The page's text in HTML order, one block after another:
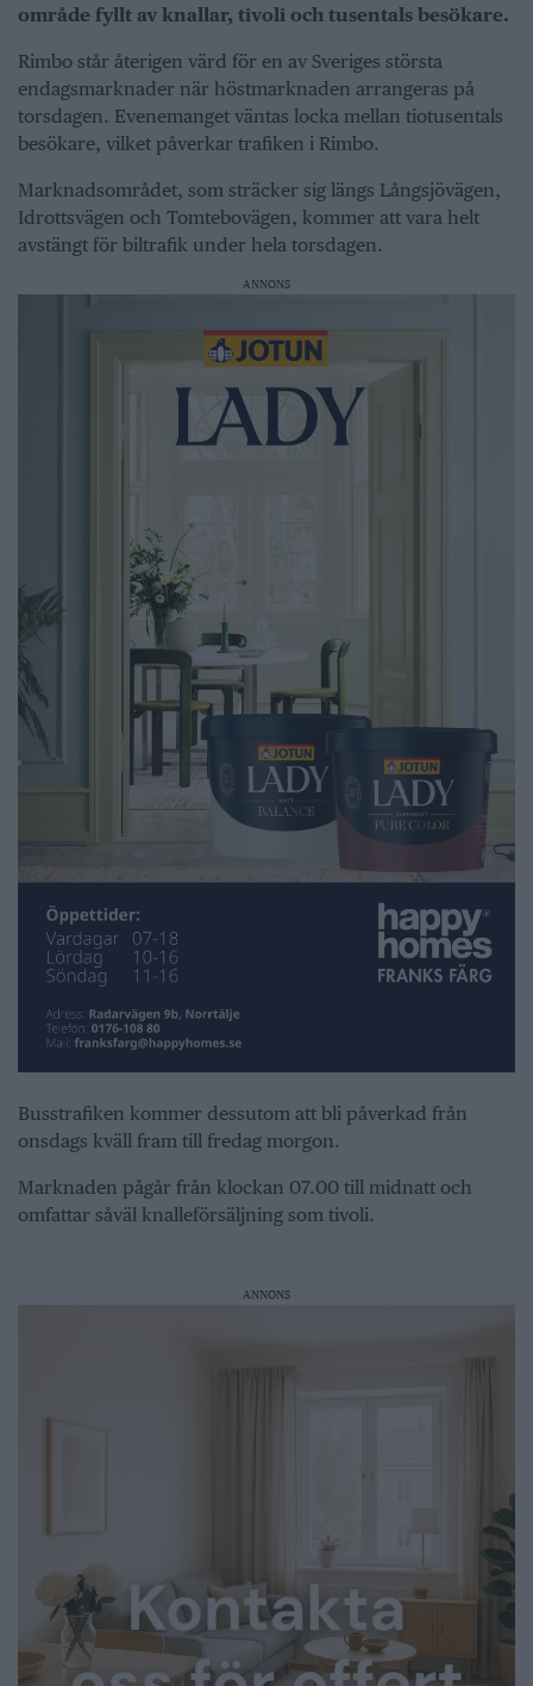
område fyllt av knallar, tivoli och tusentals besökare.
Rimbo står återigen värd för en av Sveriges största
endagsmarknader när höstmarknaden arrangeras på
torsdagen. Evenemanget väntas locka mellan tiotusentals
besökare, vilket påverkar trafiken i Rimbo.
Marknadsområdet, som sträcker sig längs Långsjövägen,
Idrottsvägen och Tomtebovägen, kommer att vara helt
avstängt för biltrafik under hela torsdagen.
ANNONS
Busstrafiken kommer dessutom att bli påverkad från
onsdags kväll fram till fredag morgon.
Marknaden pågår från klockan 07.00 till midnatt och
omfattar såväl knalleförsäljning som tivoli.
ANNONS